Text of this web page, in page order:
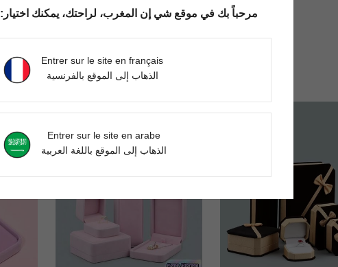
مرحباً بك في موقع شي إن المغرب، لراحتك، يمكنك اختيار:
Entrer sur le site en français
الذهاب إلى الموقع بالفرنسية
Entrer sur le site en arabe
الذهاب إلى الموقع باللغة العربية